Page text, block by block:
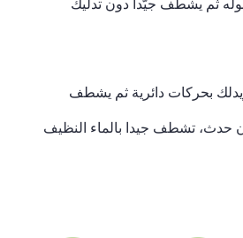
ثم يشطف جيّدا دون تدليك
بحركات دائرية ثم يشطف
حدث، تشطف جيدا بالماء النظيف